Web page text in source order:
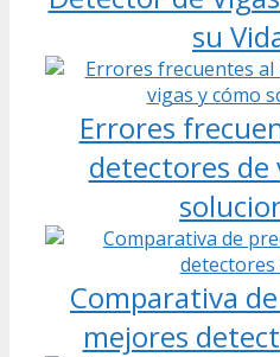
su
Errores
detectores de
Comparativa
mejores